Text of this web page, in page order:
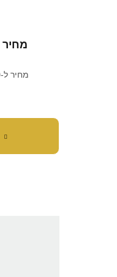
מחיר
מחיר ל-100 מ״ל: